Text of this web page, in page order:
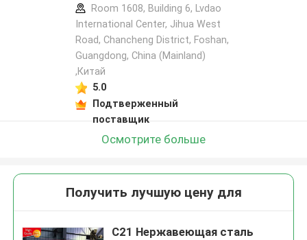
производителя
Room 1608, Building 6, Lvdao
International Center, Jihua West
Road, Chancheng District, Foshan,
Guangdong, China (Mainland)
,Китай
5.0
Подтверженный
поставщик
Осмотрите больше
Получить лучшую цену для
C21 Нержавеющая сталь